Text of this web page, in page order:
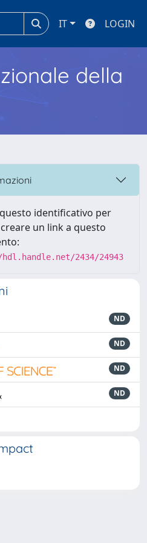
IT LOGIN
della
identificativo per
un link a questo
2434/24943
ND
ND
ND
ND